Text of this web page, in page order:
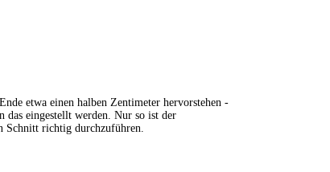
etwa einen halben Zentimeter hervorstehen -
das eingestellt werden. Nur so ist der
Schnitt richtig durchzuführen.